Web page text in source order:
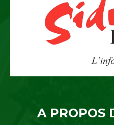
A PROPOS